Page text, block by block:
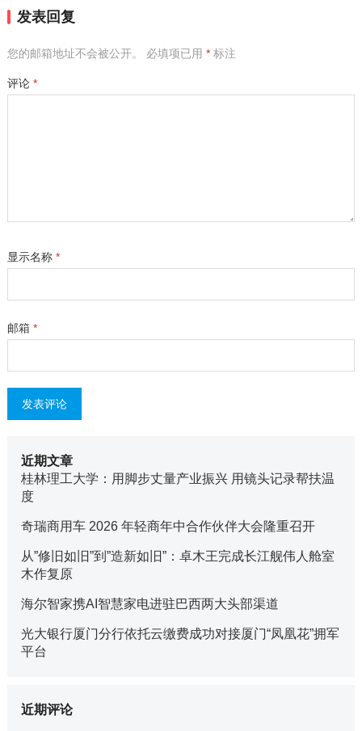
发表回复
您的邮箱地址不会被公开。 必填项已用 *标注
评论 *
显示名称 *
邮箱 *
近期文章
桂林理工大学：用脚步丈量产业振兴 用镜头记录帮扶温
度
奇瑞商用车 2026 年轻商年中合作伙伴大会隆重召开
从”修旧如旧”到”造新如旧”：卓木王完成长江舰伟人舱室
木作复原
海尔智家携AI智慧家电进驻巴西两大头部渠道
光大银行厦门分行依托云缴费成功对接厦门“凤凰花”拥军
平台
近期评论